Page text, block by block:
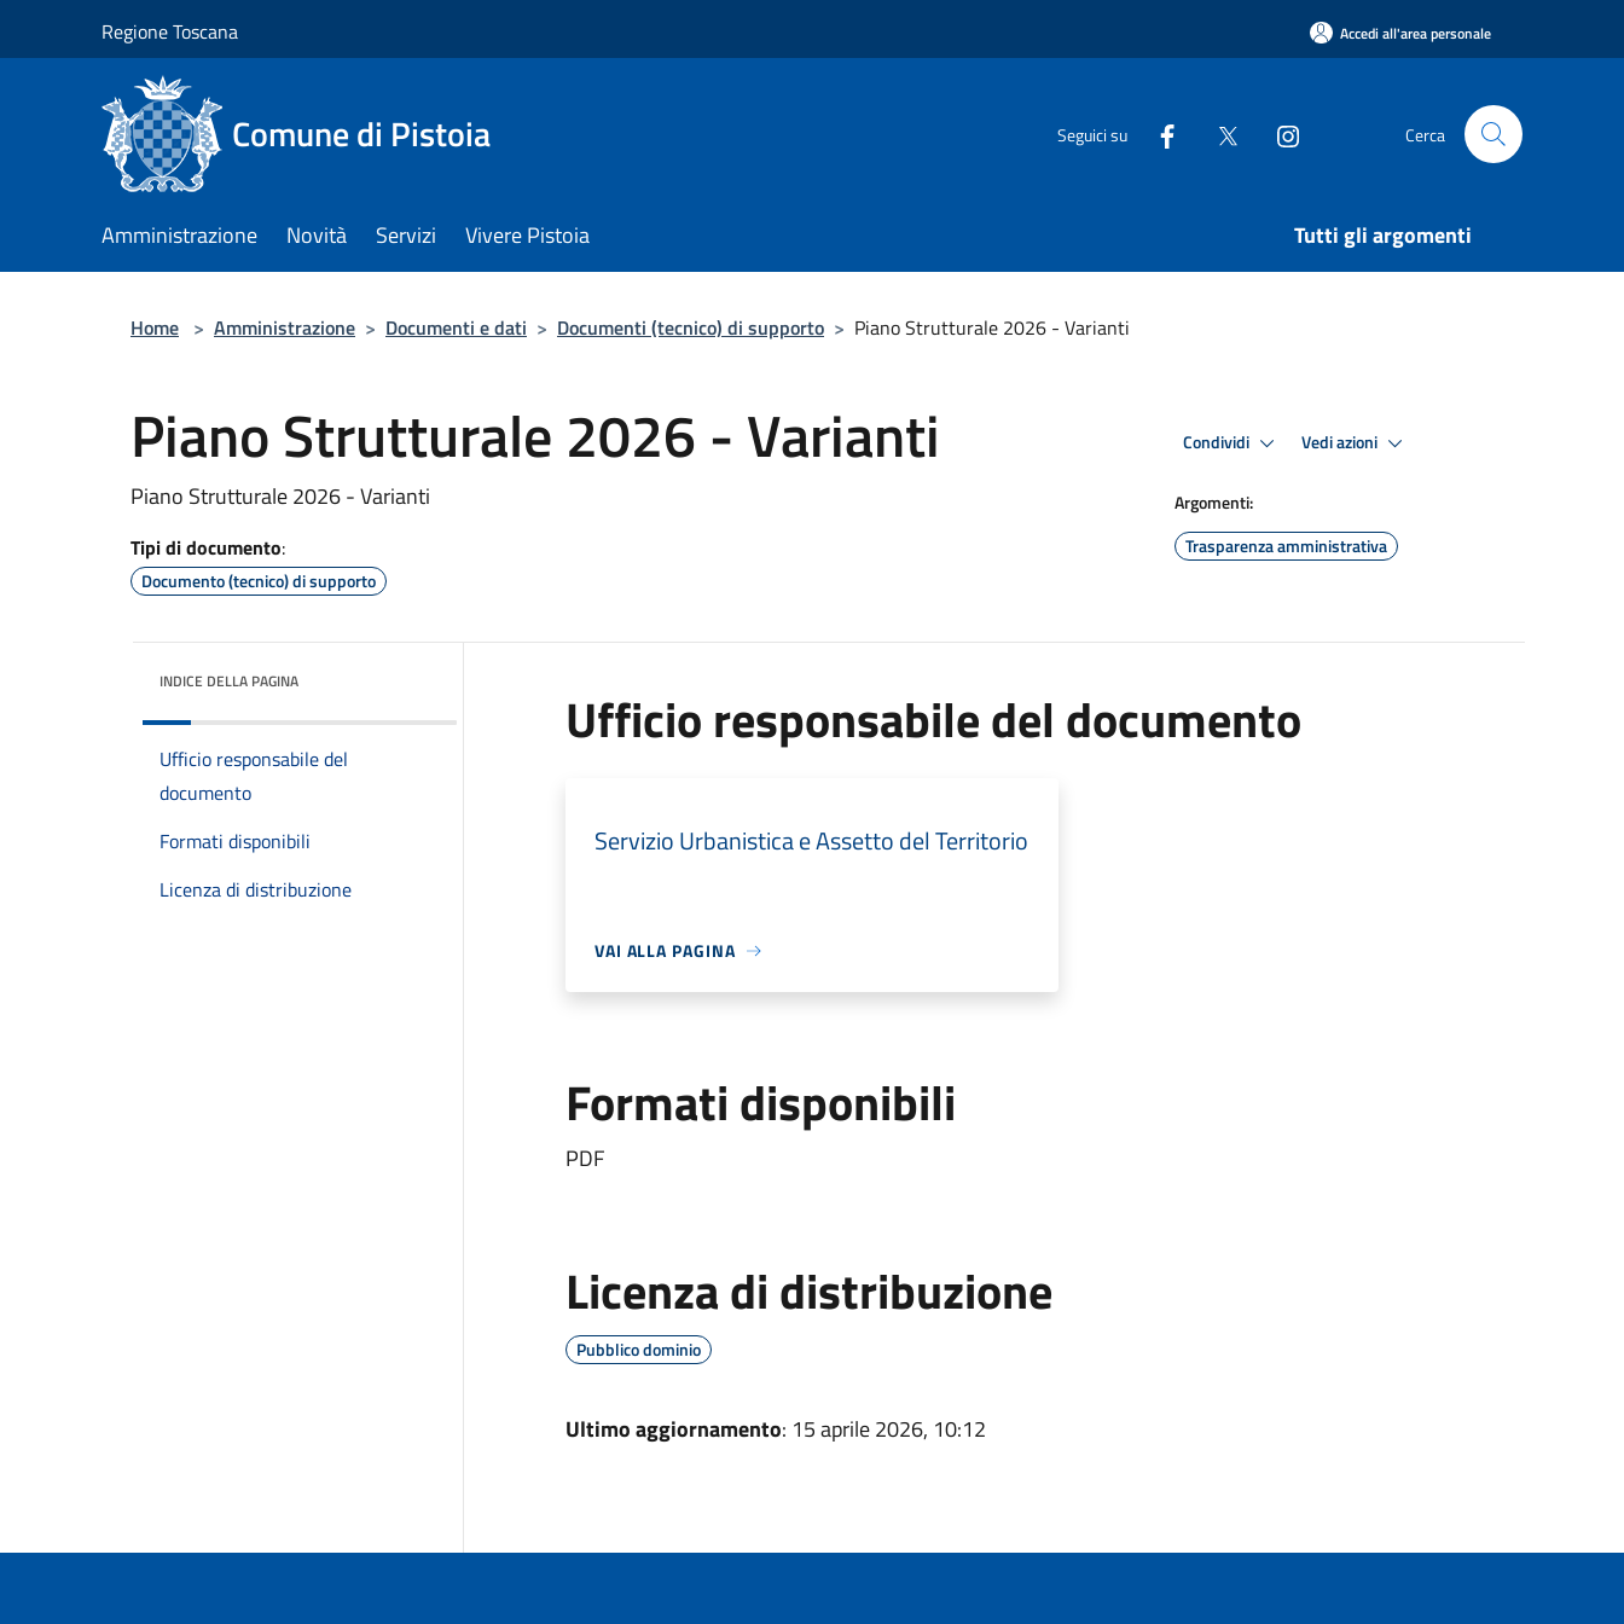
Regione Toscana Accedi all'area personale
Comune di Pistoia Seguici su Cerca
Amministrazione Novità Servizi Vivere Pistoia Tutti gli argomenti
Home > Amministrazione > Documenti e dati > Documenti (tecnico) di supporto > Piano Strutturale 2026 - Varianti
Piano Strutturale 2026 - Varianti
Piano Strutturale 2026 - Varianti
Tipi di documento:
Documento (tecnico) di supporto
Condividi Vedi azioni
Argomenti:
Trasparenza amministrativa
INDICE DELLA PAGINA
Ufficio responsabile del
documento
Formati disponibili
Licenza di distribuzione
Ufficio responsabile del documento
Servizio Urbanistica e Assetto del Territorio
VAI ALLA PAGINA
Formati disponibili
PDF
Licenza di distribuzione
Pubblico dominio
Ultimo aggiornamento: 15 aprile 2026, 10:12